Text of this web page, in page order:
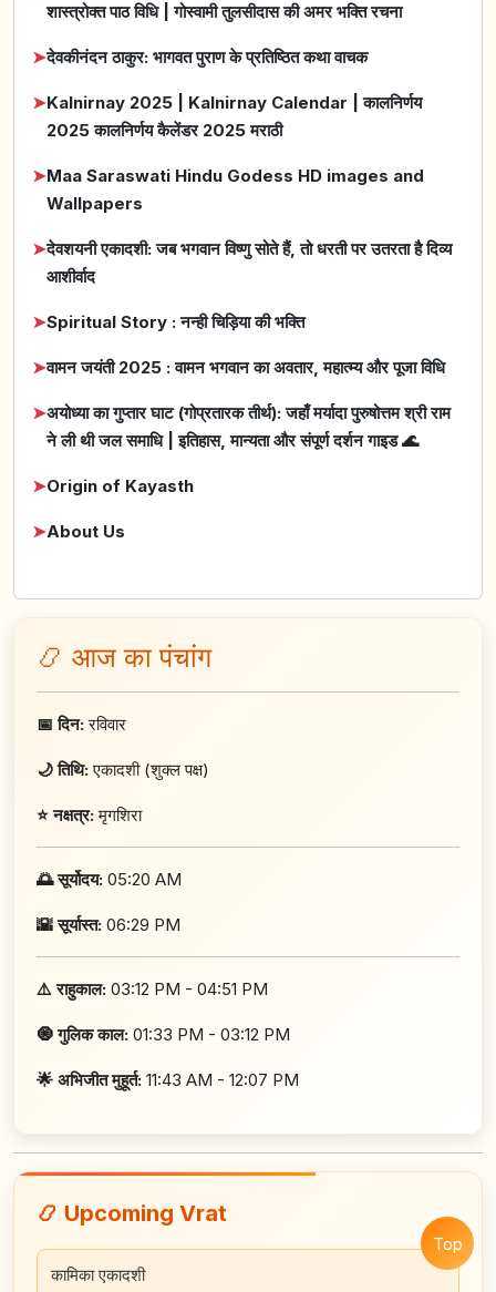
शास्त्रोक्त पाठ विधि | गोस्वामी तुलसीदास की अमर भक्ति रचना
➤देवकीनंदन ठाकुर: भागवत पुराण के प्रतिष्ठित कथा वाचक
➤Kalnirnay 2025 | Kalnirnay Calendar | कालनिर्णय
2025 कालनिर्णय कैलेंडर 2025 मराठी
➤Maa Saraswati Hindu Godess HD images and
Wallpapers
➤देवशयनी एकादशी: जब भगवान विष्णु सोते हैं, तो धरती पर उतरता है दिव्य
आशीर्वाद
➤Spiritual Story : नन्ही चिड़िया की भक्ति
➤वामन जयंती 2025 : वामन भगवान का अवतार, महात्म्य और पूजा विधि
➤अयोध्या का गुप्तार घाट (गोप्रतारक तीर्थ): जहाँ मर्यादा पुरुषोत्तम श्री राम
ने ली थी जल समाधि | इतिहास, मान्यता और संपूर्ण दर्शन गाइड 🌊
➤Origin of Kayasth
➤About Us
📿 आज का पंचांग
📅 दिन:रविवार
🌙 तिथि:एकादशी (शुक्ल पक्ष)
⭐ नक्षत्र:मृगशिरा
🌅 सूर्योदय: 05:20 AM
🌇 सूर्यास्त: 06:29 PM
⚠️ राहुकाल: 03:12 PM - 04:51 PM
🧿 गुलिक काल: 01:33 PM - 03:12 PM
🌟 अभिजीत मुहूर्त: 11:43 AM - 12:07 PM
📿 Upcoming Vrat
कामिका एकादशी
Top